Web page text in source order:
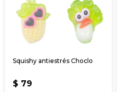
Squishy antiestrés Choclo
$ 79